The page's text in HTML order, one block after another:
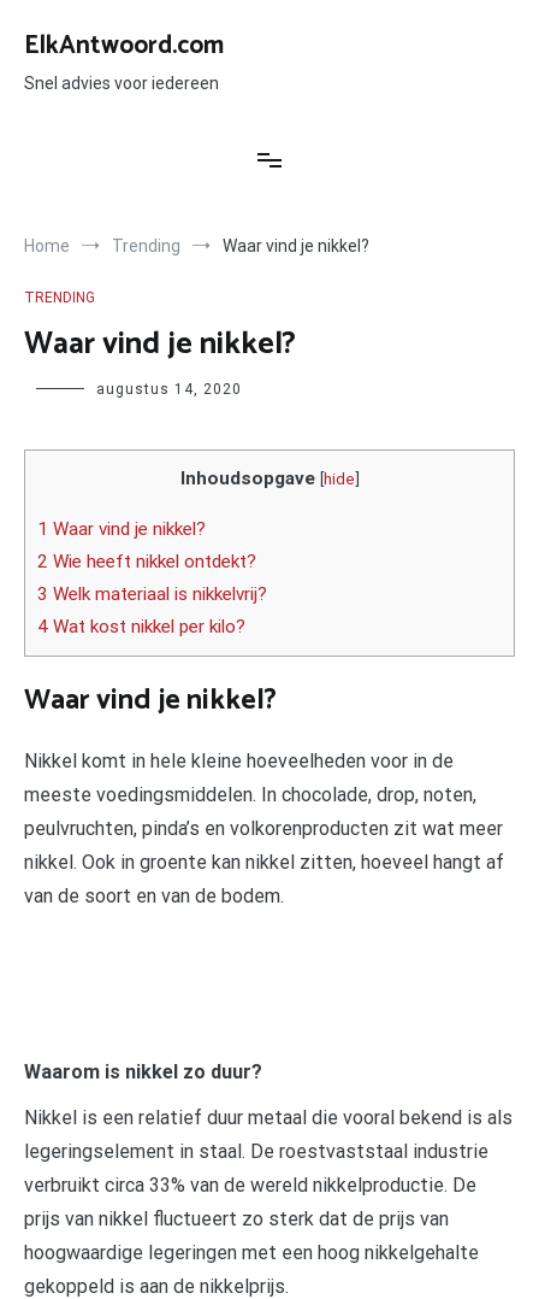
naar
inhoud
ElkAntwoord.com
Snel advies voor iedereen
Home Trending Waar vind je nikkel?
TRENDING
Waar vind je nikkel?
Author augustus 14, 2020
Inhoudsopgave [hide]
1 Waar vind je nikkel?
2 Wie heeft nikkel ontdekt?
3 Welk materiaal is nikkelvrij?
4 Wat kost nikkel per kilo?
Waar vind je nikkel?
Nikkel komt in hele kleine hoeveelheden voor in de
meeste voedingsmiddelen. In chocolade, drop, noten,
peulvruchten, pinda’s en volkorenproducten zit wat meer
nikkel. Ook in groente kan nikkel zitten, hoeveel hangt af
van de soort en van de bodem.
Waarom is nikkel zo duur?
Nikkel is een relatief duur metaal die vooral bekend is als
legeringselement in staal. De roestvaststaal industrie
verbruikt circa 33% van de wereld nikkelproductie. De
prijs van nikkel fluctueert zo sterk dat de prijs van
hoogwaardige legeringen met een hoog nikkelgehalte
gekoppeld is aan de nikkelprijs.